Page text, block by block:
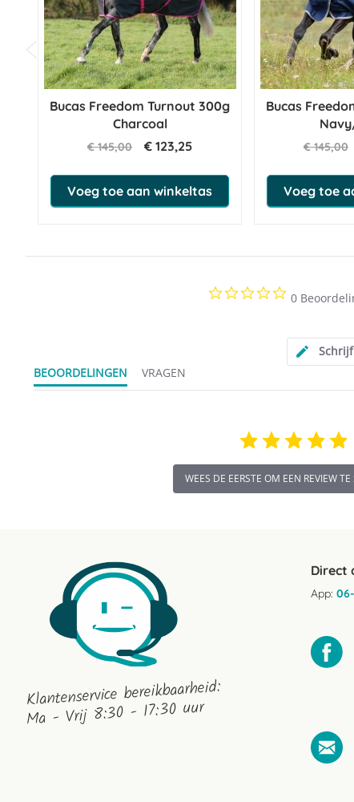
Bucas Freedom Turnout 300g
Charcoal
€ 145,00 € 123,25
Voeg toe aan winkeltas
Bucas
€ 145,00
Voeg toe
0.0
star
0
BEOORDELINGEN
VRAGEN
WEES DE EERSTE OM EEN REVIEW TE
Klantenservice bereikbaarheid:
Ma - Vrij 8:30 - 17:30 uur
Direct
App: